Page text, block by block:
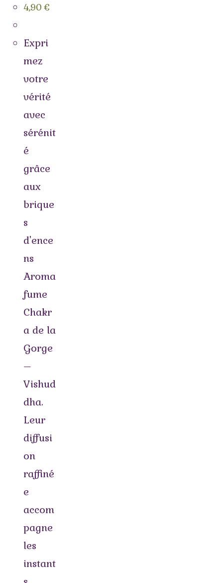
4,90€
Expri
mez
votre
vérité
avec
sérénit
é
grâce
aux
brique
s
d'ence
ns
Aroma
fume
Chakr
a de la
Gorge
–
Vishud
dha.
Leur
diffusi
on
raffiné
e
accom
pagne
les
instant